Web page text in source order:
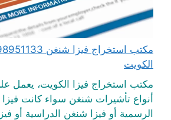
الكويت
مكتب استخراج فيزا الكويت، يعمل
أنواع تأشيرات شنغن سواء كانت فيزا
الرسمية أو فيزا شنغن الدراسية أو